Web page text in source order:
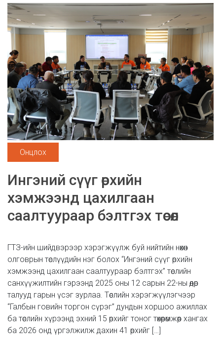
Онцлох
Ингэний сүүг өрхийн
хэмжээнд цахилгаан
саалтуураар бэлтгэх төсөл
ГТЗ-ийн шийдвэрээр хэрэгжүүлж буй нийтийн нөхөн
олговрын төслүүдийн нэг болох “Ингэний сүүг өрхийн
хэмжээнд цахилгаан саалтуураар бэлтгэх” төслийн
санхүүжилтийн гэрээнд 2025 оны 12 сарын 22-ны өдөр
талууд гарын үсэг зурлаа. Төслийн хэрэгжүүлэгчээр
“Галбын говийн торгон сүрэг” дундын хоршоо ажиллах
ба төслийн хүрээнд эхний 15 өрхийг тоног төхөөрөмжөөр хангах
ба 2026 онд үргэлжилж дахин 41 өрхийг […]